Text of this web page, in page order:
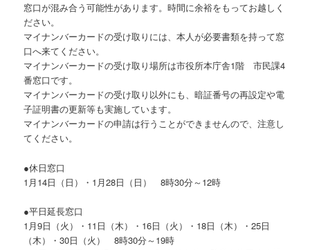
窓口が混み合う可能性があります。時間に余裕をもってお越しく
ださい。
マイナンバーカードの受け取りには、本人が必要書類を持って窓
口へ来てください。
マイナンバーカードの受け取り場所は市役所本庁舎1階 市民課4
番窓口です。
マイナンバーカードの受け取り以外にも、暗証番号の再設定や電
子証明書の更新等も実施しています。
マイナンバーカードの申請は行うことができませんので、注意し
てください。
●休日窓口
1月14日（日）・1月28日（日） 8時30分～12時
●平日延長窓口
1月9日（火）・11日（木）・16日（火）・18日（木）・25日
（木）・30日（火） 8時30分～19時